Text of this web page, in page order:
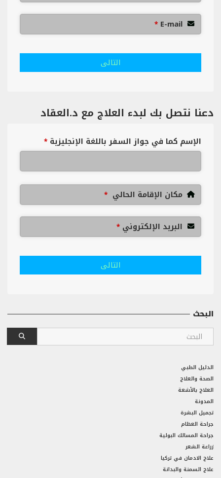
E-mail
*
التالى
دعنا نتصل بك لبدء العلاج مع د.العقاد
الإسم كما في جواز السفر باللغة الإنجليزية *
مكان الإقامة الحالي *
البريد الإلكتروني *
التالى
البحث
الدليل الطبي
الصحة والعلاج
العلاج بالأشعة
المدونة
تجميل البشرة
جراحة العظام
جراحة المسالك البولية
زراعة الشعر
علاج الادمان في تركيا
علاج السمنة والبدانة